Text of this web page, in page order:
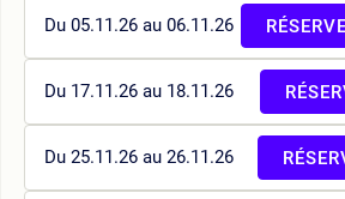
Du 05.11.26 au 06.11.26
Du 17.11.26 au 18.11.26
Du 25.11.26 au 26.11.26